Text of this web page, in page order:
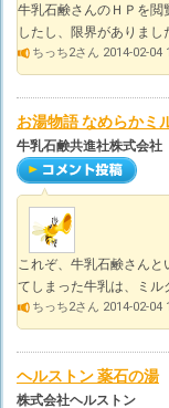
牛乳石鹸さんのＨＰを
したし、限界がありまし
ちっち2さん 2014-02-04
お湯物語 なめらかミ
牛乳石鹸共進社株式会社
これぞ、牛乳石鹸さん
てしまった牛乳は、ミル
ちっち2さん 2014-02-04
ヘルストン 薬石の湯
株式会社ヘルストン